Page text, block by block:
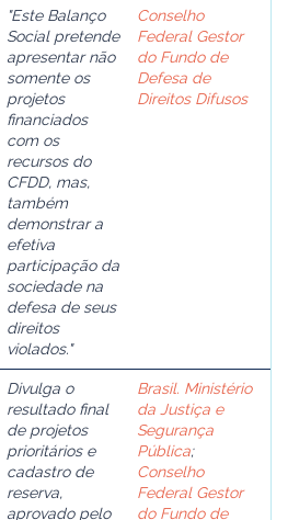
"Este Balanço
Social pretende
apresentar não
somente os
projetos
financiados
com os
recursos do
CFDD, mas,
também
demonstrar a
efetiva
participação da
sociedade na
defesa de seus
direitos
violados."
Conselho
Federal Gestor
do Fundo de
Defesa de
Direitos Difusos
Divulga o
resultado final
de projetos
prioritários e
cadastro de
reserva,
aprovado pelo
Brasil. Ministério
da Justiça e
Segurança
Pública;
Conselho
Federal Gestor
do Fundo de